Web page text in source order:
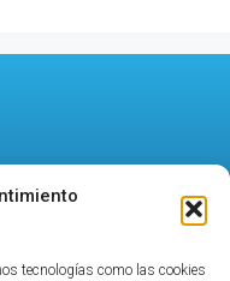
tecnologías como las cookies